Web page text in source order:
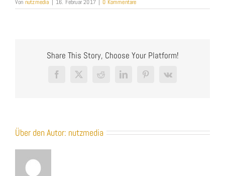
Von nutzmedia | 16. Februar 2017 | 0 Kommentare
Share This Story, Choose Your Platform!
Facebook
X RedditLinkedInPinterest
Vk
Über den Autor: nutzmedia